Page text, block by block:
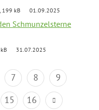
199 kB 01.09.2025
Schmunzelsterne
31.07.2025
7 8
9
15 16